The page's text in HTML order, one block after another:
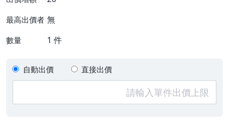
最高出價者 無
數量 1 件
自動出價 直接出價